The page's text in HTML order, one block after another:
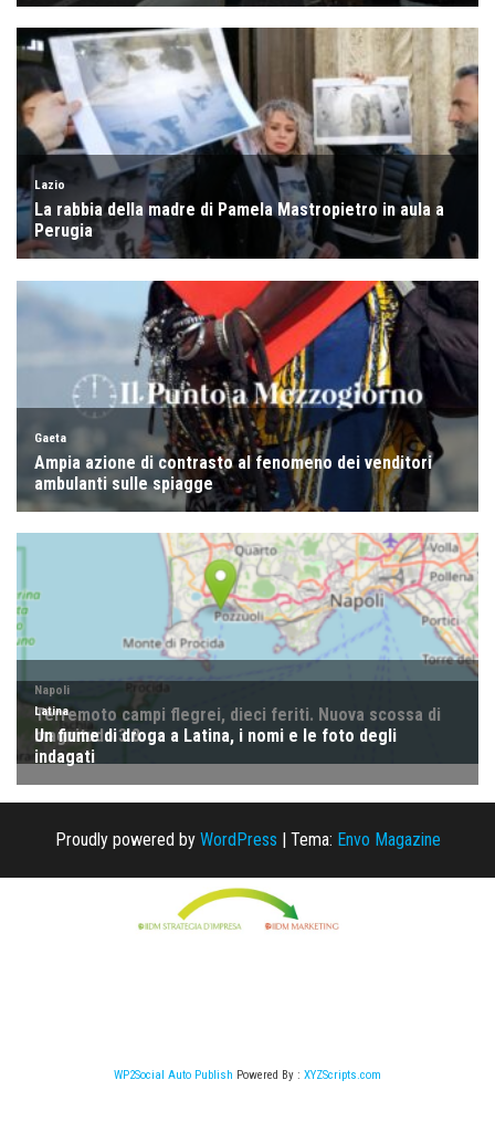
Proudly powered by WordPress | Tema: Envo Magazine
WP2Social Auto Publish Powered By : XYZScripts.com